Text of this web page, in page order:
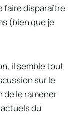
faire disparaître
(bien que je
il semble tout
sur le
de le ramener
du